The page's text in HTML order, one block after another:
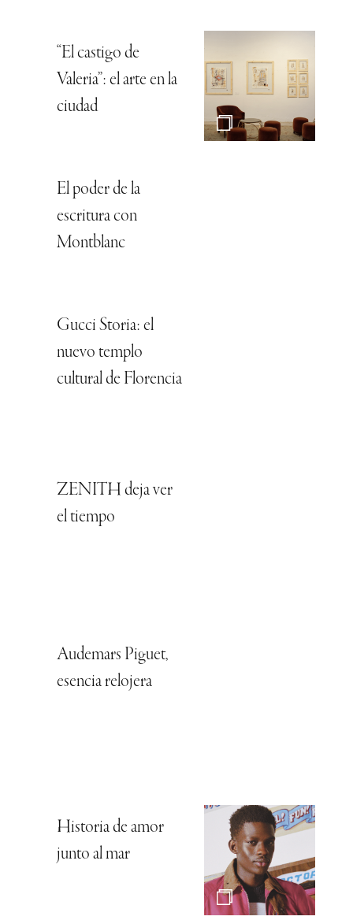
“El castigo de
Valeria”: el arte en la
ciudad
El poder de la
escritura con
Montblanc
Gucci Storia: el
nuevo templo
cultural de Florencia
ZENITH deja ver
el tiempo
Audemars Piguet,
esencia relojera
Historia de amor
junto al mar